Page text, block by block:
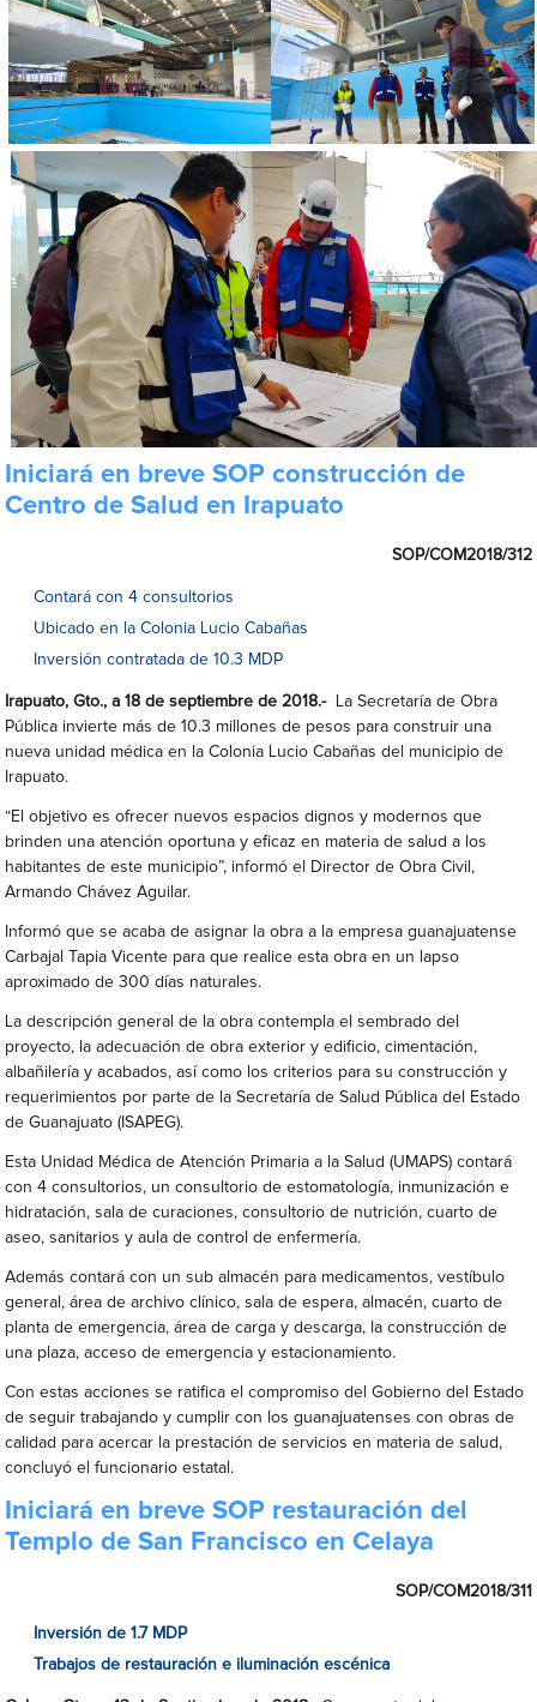
Iniciará en breve SOP construcción de
Centro de Salud en Irapuato
SOP/COM2018/312
Contará con 4 consultorios
Ubicado en la Colonia Lucio Cabañas
Inversión contratada de 10.3 MDP
Irapuato, Gto., a 18 de septiembre de 2018.-
La Secretaría de Obra
Pública invierte más de 10.3 millones de pesos para construir una
nueva unidad médica en la Colonia Lucio Cabañas del municipio de
Irapuato.
“El objetivo es ofrecer nuevos espacios dignos y modernos que
brinden una atención oportuna y eficaz en materia de salud a los
habitantes de este municipio”, informó el Director de Obra Civil,
Armando Chávez Aguilar.
Informó que se acaba de asignar la obra a la empresa guanajuatense
Carbajal Tapia Vicente para que realice esta obra en un lapso
aproximado de 300 días naturales.
La descripción general de la obra contempla el sembrado del
proyecto, la adecuación de obra exterior y edificio, cimentación,
albañilería y acabados, así como los criterios para su construcción y
requerimientos por parte de la Secretaría de Salud Pública del Estado
de Guanajuato (ISAPEG).
Esta Unidad Médica de Atención Primaria a la Salud (UMAPS) contará
con 4 consultorios, un consultorio de estomatología, inmunización e
hidratación, sala de curaciones, consultorio de nutrición, cuarto de
aseo, sanitarios y aula de control de enfermería.
Además contará con un sub almacén para medicamentos, vestíbulo
general, área de archivo clínico, sala de espera, almacén, cuarto de
planta de emergencia, área de carga y descarga, la construcción de
una plaza, acceso de emergencia y estacionamiento.
Con estas acciones se ratifica el compromiso del Gobierno del Estado
de seguir trabajando y cumplir con los guanajuatenses con obras de
calidad para acercar la prestación de servicios en materia de salud,
concluyó el funcionario estatal.
Iniciará en breve SOP restauración del
Templo de San Francisco en Celaya
SOP/COM2018/311
Inversión de 1.7 MDP
Trabajos de restauración e iluminación escénica